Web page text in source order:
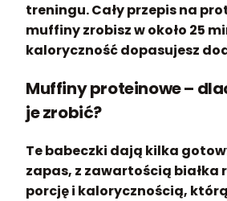
treningu. Cały przepis na
muffiny zrobisz w około 25
kaloryczność dopasujesz
Muffiny proteinowe –
je zrobić?
Te babeczki dają kilka
zapas, z zawartością białka
porcję i kalorycznością,